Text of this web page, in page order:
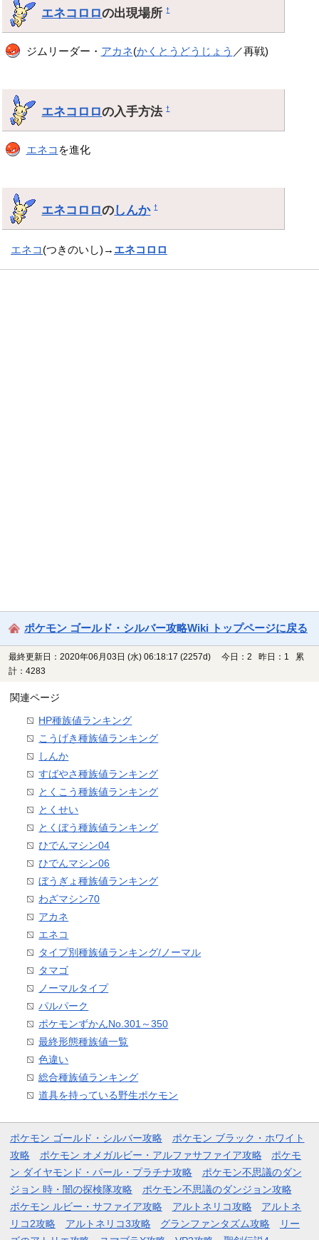
エネコロロの出現場所†
ジムリーダー・ アカネ(かくとうどうじょう ／再戦)
エネコロロの入手方法†
エネコ を進化
エネコロロのしんか †
エネコ (つきのいし)→ エネコロロ
ポケモン ゴールド・シルバー攻略Wiki トップページに戻る
最終更新日：2020年06月03日 (水) 06:18:17 (2257d)
今日：2 昨日：1 累
計：4283
関連ページ
HP種族値ランキング
こうげき種族値ランキング
しんか
すばやさ種族値ランキング
とくこう種族値ランキング
とくせい
とくぼう種族値ランキング
ひでんマシン04
ひでんマシン06
ぼうぎょ種族値ランキング
わざマシン70
アカネ
エネコ
タイプ別種族値ランキング/ノーマル
タマゴ
ノーマルタイプ
パルパーク
ポケモンずかんNo.301～350
最終形態種族値一覧
色違い
総合種族値ランキング
道具を持っている野生ポケモン
ポケモン ゴールド・シルバー攻略
ポケモン ブラック・ホワイト
攻略
ポケモン オメガルビー・アルファサファイア攻略
ポケモ
ン ダイヤモンド・パール・プラチナ攻略
ポケモン不思議のダン
ジョン 時・闇の探検隊攻略
ポケモン不思議のダンジョン攻略
ポケモン ルビー・サファイア攻略
アルトネリコ攻略
アルトネ
リコ2攻略
アルトネリコ3攻略 グランファンタズム攻略
リー